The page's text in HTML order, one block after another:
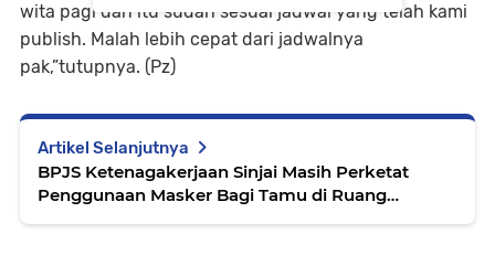
wita pagi dan itu sudah sesuai jadwal yang telah kami
publish. Malah lebih cepat dari jadwalnya
pak,”tutupnya. (Pz)
Artikel Selanjutnya
BPJS Ketenagakerjaan Sinjai Masih Perketat
Penggunaan Masker Bagi Tamu di Ruang